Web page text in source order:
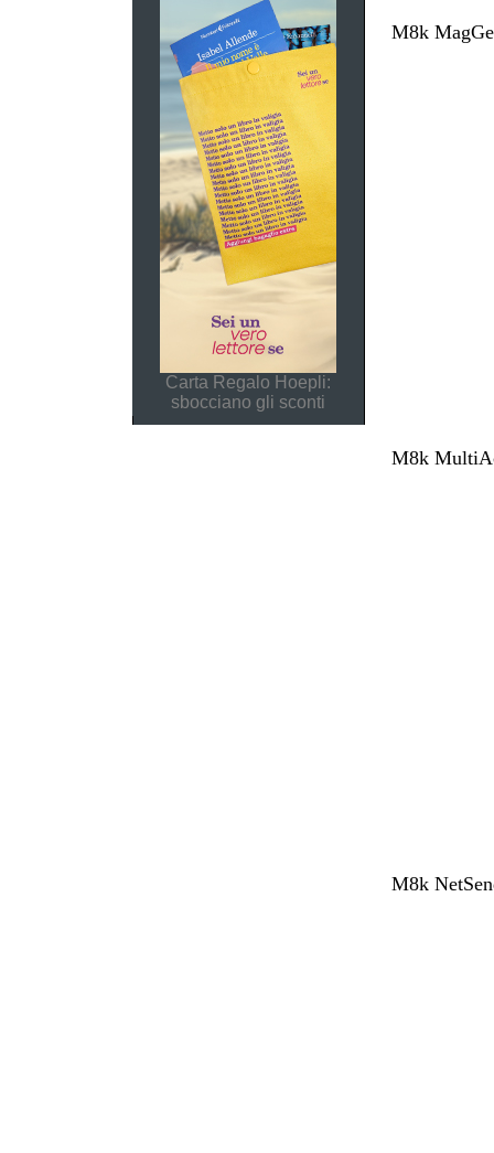
Carta Regalo Hoepli:
sbocciano gli sconti
M8k
M8k
M8k